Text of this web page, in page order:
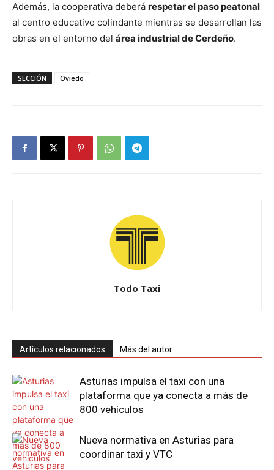
Además, la cooperativa deberá respetar el paso peatonal
al centro educativo colindante mientras se desarrollan las
obras en el entorno del área industrial de Cerdeño.
SECCIÓN Oviedo
Todo Taxi
Artículos relacionados Más del autor
Asturias impulsa el taxi con una
plataforma que ya conecta a más de
800 vehículos
Nueva normativa en Asturias para
coordinar taxi y VTC